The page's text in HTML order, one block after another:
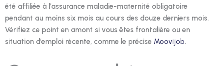
été affiliée à l’assurance maladie-maternité obligatoire
pendant au moins six mois au cours des douze derniers mois.
Vérifiez ce point en amont si vous êtes frontalière ou en
situation d’emploi récente, comme le précise Moovijob.